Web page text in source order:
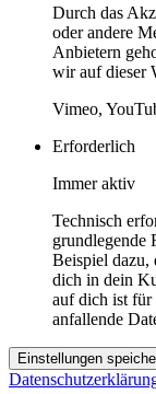
Durch das
oder andere
Anbietern
wir auf dieser
Vimeo,
Erforderlich
Immer aktiv
Technisch
grundlegende
Beispiel dazu,
dich in dein
auf dich ist für
anfallende
Einstellungen